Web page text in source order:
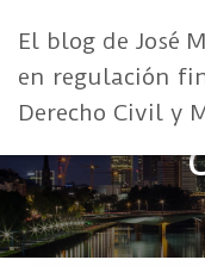
El blog de José
en regulación
Derecho Civil y